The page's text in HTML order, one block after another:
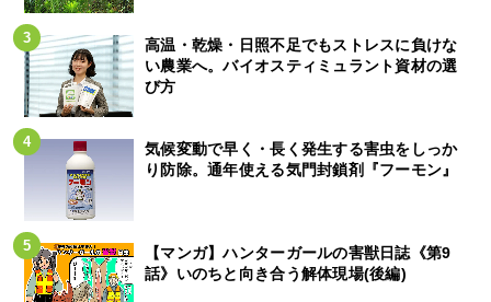
高温・乾燥・日照不足でもストレスに負けな
い農業へ。バイオスティミュラント資材の選
び方
気候変動で早く・長く発生する害虫をしっか
り防除。通年使える気門封鎖剤『フーモン』
【マンガ】ハンターガールの害獣日誌《第9
話》いのちと向き合う解体現場(後編)